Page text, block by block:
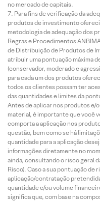
no mercado de capitais.
Para fins de verificação da
produtos de investimento
metodologia de adequação dos
Regras e Procedimentos
de Distribuição de Produtos de
atribuir uma pontuação máxima
(conservador, moderado e
para cada um dos produtos
todos os clientes possam ter
das quantidades e limites da
Antes de aplicar nos produtos
material, é importante que você
comporta a aplicação nos
questão, bem como se há
quantidade para a aplicação
informações diretamente no
ainda, consultando o risco geral
Risco). Caso a sua pontuação de
aplicação/contratação
quantidade e/ou volume
significa que, com base na